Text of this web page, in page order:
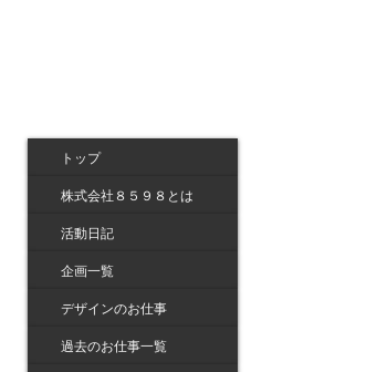
トップ
株式会社８５９８とは
活動日記
企画一覧
デザインのお仕事
過去のお仕事一覧